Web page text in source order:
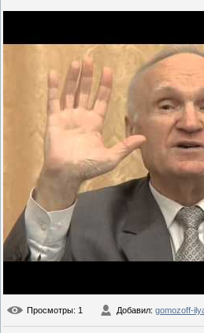
Просмотры: 1 Добавил: gomozoff-